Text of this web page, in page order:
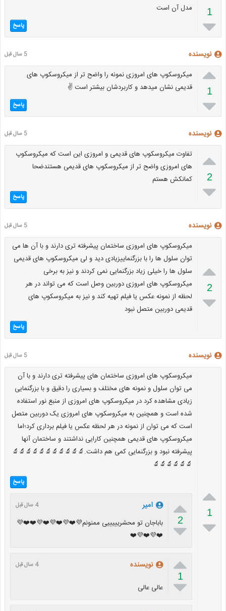
1

مدل آن است
پاسخ
نویسنده 5 سال قبل

1

میکروسکوپ های امروزی نمونه را واضح تر از میکروسکوپ های
قدیمی نشان میدهد و کاربردشان بیشتر است ✌
پاسخ
نویسنده 5 سال قبل

2

تفاوت میکروسکوپ های قدیمی و امروزی این است که میکروسکوپ
های امروزی واضح تر از میکروسکوپ های قدیمی هستندضحا
کمانکش هستم
پاسخ
نویسنده 5 سال قبل

2

میکروسکوپ های امروزی ساختمان پیشرفته تری دارند و با آن ها می
توان سلول ها را با بزرگنماییزیادی دید و لی میکروسکوپ های قدیمی
سلول ها را خیلی زیاد بزرگنمایی نمی کردند و نیز به برخی
میکروسکوپ های امروزی دوربین وصل است که می تواند در هر
لحظه از نمونه عکس یا فیلم تهیه کند و نیز به میکروسکوپ های
قدیمی دوربین متصل نبود
پاسخ
نویسنده 5 سال قبل

1

میکروسکوپ های امروزی ساختمان های پیشرفته تری دارند و با آن
می توان سلول و نمونه های مختلف و بسیاری را دقیق و با بزرگنمایی
زیادی مشاهده کرد در میکروسکوپ های امروزی از منبع نور استفاده
شده است و همچنین به میکروسکوپ های امروزی یک دوربین متصل
است که می توان از نمونه در هر لحظه عکس یا فیلم برداری کرد؛اما
میکروسکوپ های قدیمی همچنین کارایی نداشتند و ساختمان آنها
پیشرفته نبود و بزرگنمایی کمی هم داشت.🔬🔬🔬🔬🔬🔬🔬🔬🔬🔬🔬
🔬🔬🔬🔬🔬🔬
پاسخ

2

امیر 4 سال قبل
باباجان تو محشریییییی ممنونم💜❤️💜❤️💜❤️💜❤️❤️💜
❤️💜❤️💜❤️

1

نویسنده 4 سال قبل
عالی عالی